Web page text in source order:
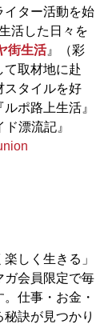
イター活動を始
活した日々を
街生活』（彩
て取材地に赴
スタイルを好
ポ路上生活』
漂流記』
しく生きる」
ガ会員限定で毎
仕事・お金・
訣が見つかり